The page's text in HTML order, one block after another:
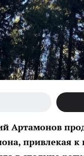
Артамонов
привлекая